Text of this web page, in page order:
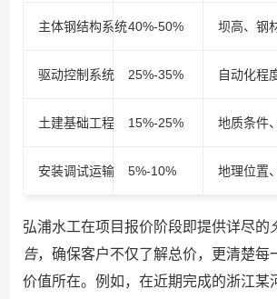
主体钢结构系统40%-50% 坝高、钢
驱动控制系统 25%-35% 自动化程
土建基础工程 15%-25% 地质条件
安装调试运输 5%-10% 地理位置
弘浦水工在项目报价阶段即提供详尽的
告，确保客户不仅了解总价，更清楚每
价值所在。例如，在近期完成的浙江某